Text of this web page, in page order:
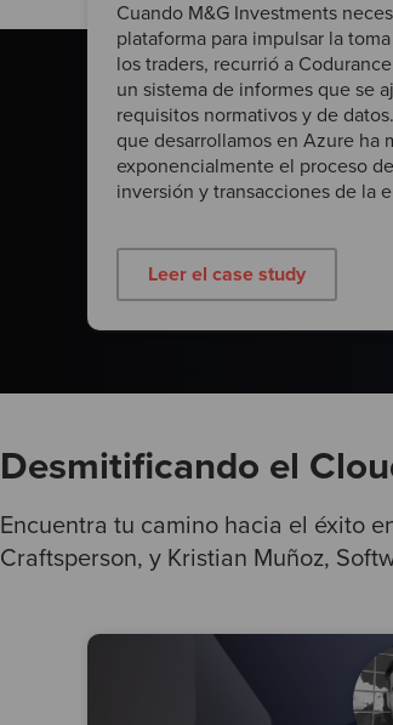
Cuando M&G Investments
plataforma para impulsar la
los traders, recurrió a
un sistema de informes que se
requisitos normativos y de
que desarrollamos en Azure ha
exponencialmente el proceso
inversión y transacciones de la
Leer el case study
Desmitificando el
Encuentra tu camino hacia el éxito
Craftsperson, y Kristian Muñoz,